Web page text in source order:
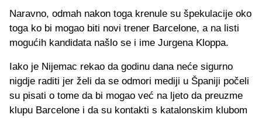
Naravno, odmah nakon toga krenule su špekulacije oko
toga ko bi mogao biti novi trener Barcelone, a na listi
mogućih kandidata našlo se i ime Jurgena Kloppa.
Iako je Nijemac rekao da godinu dana neće sigurno
nigdje raditi jer želi da se odmori mediji u Španiji počeli
su pisati o tome da bi mogao već na ljeto da preuzme
klupu Barcelone i da su kontakti s katalonskim klubom